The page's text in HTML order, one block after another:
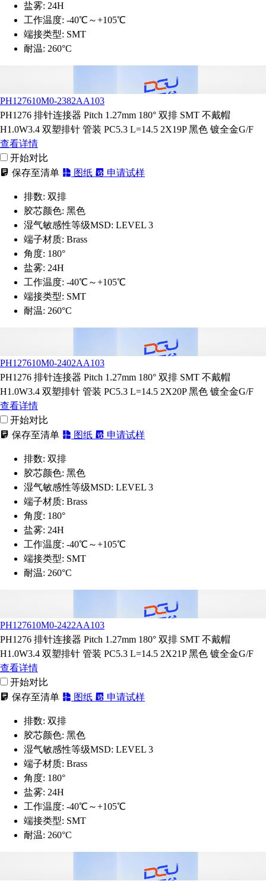
盐雾: 24H
工作温度: -40℃～+105℃
端接类型: SMT
耐温: 260°C
PH127610M0-2382AA103
PH1276 排针连接器 Pitch 1.27mm 180° 双排 SMT 不戴帽
H1.0W3.4 双塑排针 管装 PC5.3 L=14.5 2X19P 黑色 镀全金G/F
查看详情
开始对比
保存至清单
图纸 申请试样
排数: 双排
胶芯颜色: 黑色
湿气敏感性等级MSD: LEVEL 3
端子材质: Brass
角度: 180°
盐雾: 24H
工作温度: -40℃～+105℃
端接类型: SMT
耐温: 260°C
PH127610M0-2402AA103
PH1276 排针连接器 Pitch 1.27mm 180° 双排 SMT 不戴帽
H1.0W3.4 双塑排针 管装 PC5.3 L=14.5 2X20P 黑色 镀全金G/F
查看详情
开始对比
保存至清单
图纸 申请试样
排数: 双排
胶芯颜色: 黑色
湿气敏感性等级MSD: LEVEL 3
端子材质: Brass
角度: 180°
盐雾: 24H
工作温度: -40℃～+105℃
端接类型: SMT
耐温: 260°C
PH127610M0-2422AA103
PH1276 排针连接器 Pitch 1.27mm 180° 双排 SMT 不戴帽
H1.0W3.4 双塑排针 管装 PC5.3 L=14.5 2X21P 黑色 镀全金G/F
查看详情
开始对比
保存至清单
图纸 申请试样
排数: 双排
胶芯颜色: 黑色
湿气敏感性等级MSD: LEVEL 3
端子材质: Brass
角度: 180°
盐雾: 24H
工作温度: -40℃～+105℃
端接类型: SMT
耐温: 260°C